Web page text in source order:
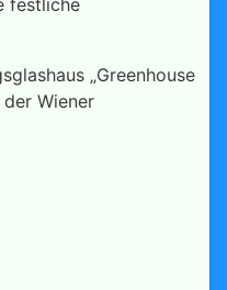
„Greenhouse
Wiener